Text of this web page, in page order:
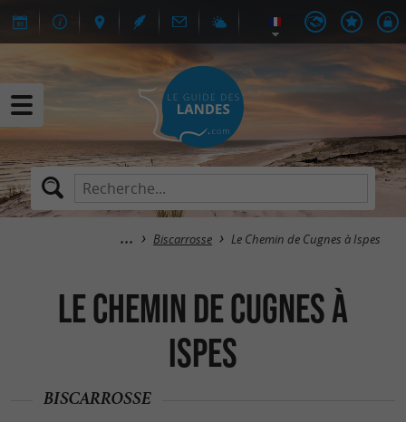
Biscarrosse Le Chemin de Cugnes à Ispes
Le Chemin de Cugnes à
Ispes
BISCARROSSE